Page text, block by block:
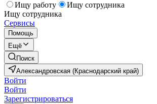
Ищу работу
Ищу сотрудника
Ищу сотрудника
Сервисы
Помощь
Ещё
Поиск
Александровская (Краснодарский край)
Войти
Войти
Зарегистрироваться